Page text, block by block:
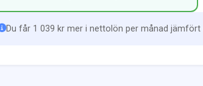
Du får 1 039 kr mer i nettolön per månad jämfört